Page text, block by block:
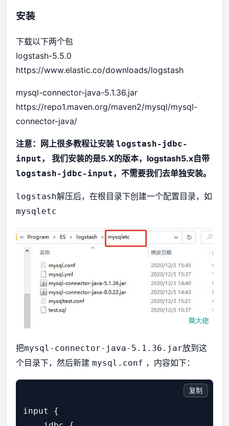
安装
下载以下两个包
logstash-5.5.0
https://www.elastic.co/downloads/logstash
mysql-connector-java-5.1.36.jar
https://repo1.maven.org/maven2/mysql/mysql-
connector-java/
注意：网上很多教程让安装 logstash-jdbc-
input， 我们安装的是5.X的版本，logstash5.x自带
logstash-jdbc-input，不需要我们去单独安装。
logstash解压后，在根目录下创建一个配置目录，如
mysqletc
把mysql-connector-java-5.1.36.jar放到这
个目录下，然后新建 mysql.conf ，内容如下：
input {
复制